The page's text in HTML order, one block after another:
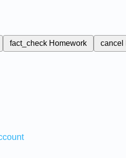
fact_check Homework cancel